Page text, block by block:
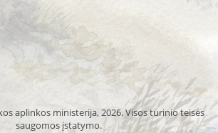
aplinkos ministerija, 2026. Visos turinio teisės
saugomos įstatymo.